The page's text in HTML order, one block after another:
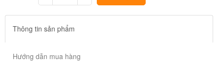
Thông tin sản phẩm
Hướng dẫn mua hàng